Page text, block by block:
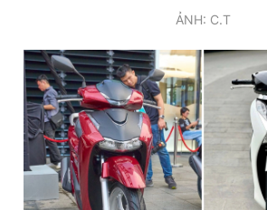
Liên hệ
Đặt báo Quảng cáo RSS Tòa
Tổng biên tập: Nguyễn Ngọc Toàn
Phó tổng biên tập thường trực: Hải Thành
Phó tổng biên tập: Lâm Hiếu Dũng
Phó tổng biên tập: Trần Việt Hưng
Tổng thư ký tòa soạn: Đức Trung
ẢNH: C.T